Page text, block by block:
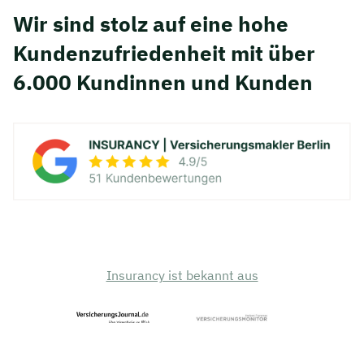
Wir sind stolz auf eine hohe
Kunden­zufriedenheit mit über
6.000 Kundinnen und Kunden
Insurancy ist bekannt aus